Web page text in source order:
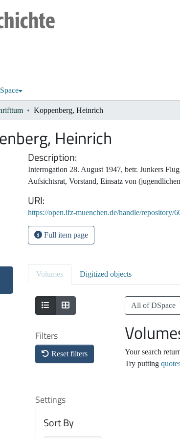
Koppenberg, Heinrich
Heinrich
Description
Interrogation 28. August 1947, betr. Junkers
Aufsichtsrat, Vorstand, Einsatz von
URI
https://open.ifz-muenchen.de/handle/repository/
Full item page
Volumes Digitized objects
Filters
Reset filters
Settings
Sort By
All of DSpace
Your search
Try putting